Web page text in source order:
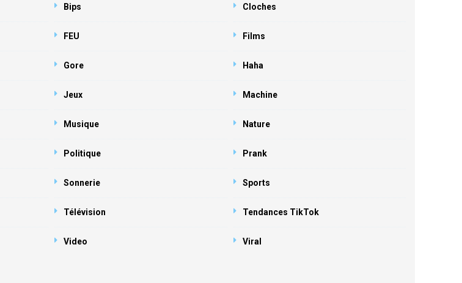
Bips Cloches
FEU Films
Gore Haha
Jeux Machine
Musique Nature
Politique Prank
Sonnerie Sports
Télévision Tendances TikTok
Video Viral